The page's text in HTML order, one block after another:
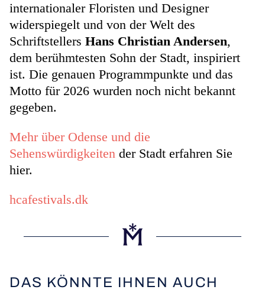
internationaler Floristen und Designer
widerspiegelt und von der Welt des
Schriftstellers Hans Christian Andersen,
dem berühmtesten Sohn der Stadt, inspiriert
ist. Die genauen Programmpunkte und das
Motto für 2026 wurden noch nicht bekannt
gegeben.
Mehr über Odense und die
Sehenswürdigkeiten der Stadt erfahren Sie
hier.
hcafestivals.dk
DAS KÖNNTE IHNEN AUCH